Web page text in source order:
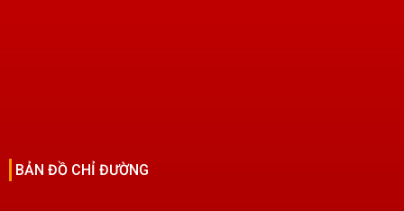
BẢN ĐỒ CHỈ ĐƯỜNG